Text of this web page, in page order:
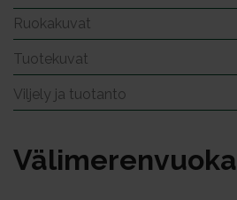
Ruokakuvat
Tuotekuvat
Viljely ja tuotanto
Vä­li­me­ren­vuo­ka